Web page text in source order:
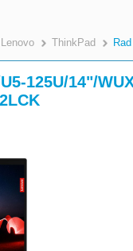
Lenovo ThinkPad
125U/14"/